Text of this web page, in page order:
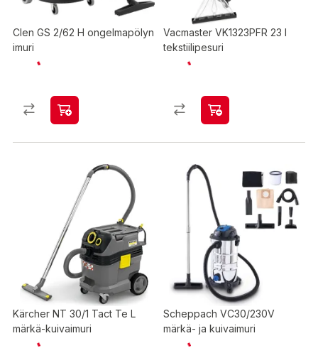
Clen GS 2/62 H ongelmapölyn
imuri
Vacmaster VK1323PFR 23 l
tekstiilipesuri
Kärcher NT 30/1 Tact Te L
märkä-kuivaimuri
Scheppach VC30/230V
märkä- ja kuivaimuri